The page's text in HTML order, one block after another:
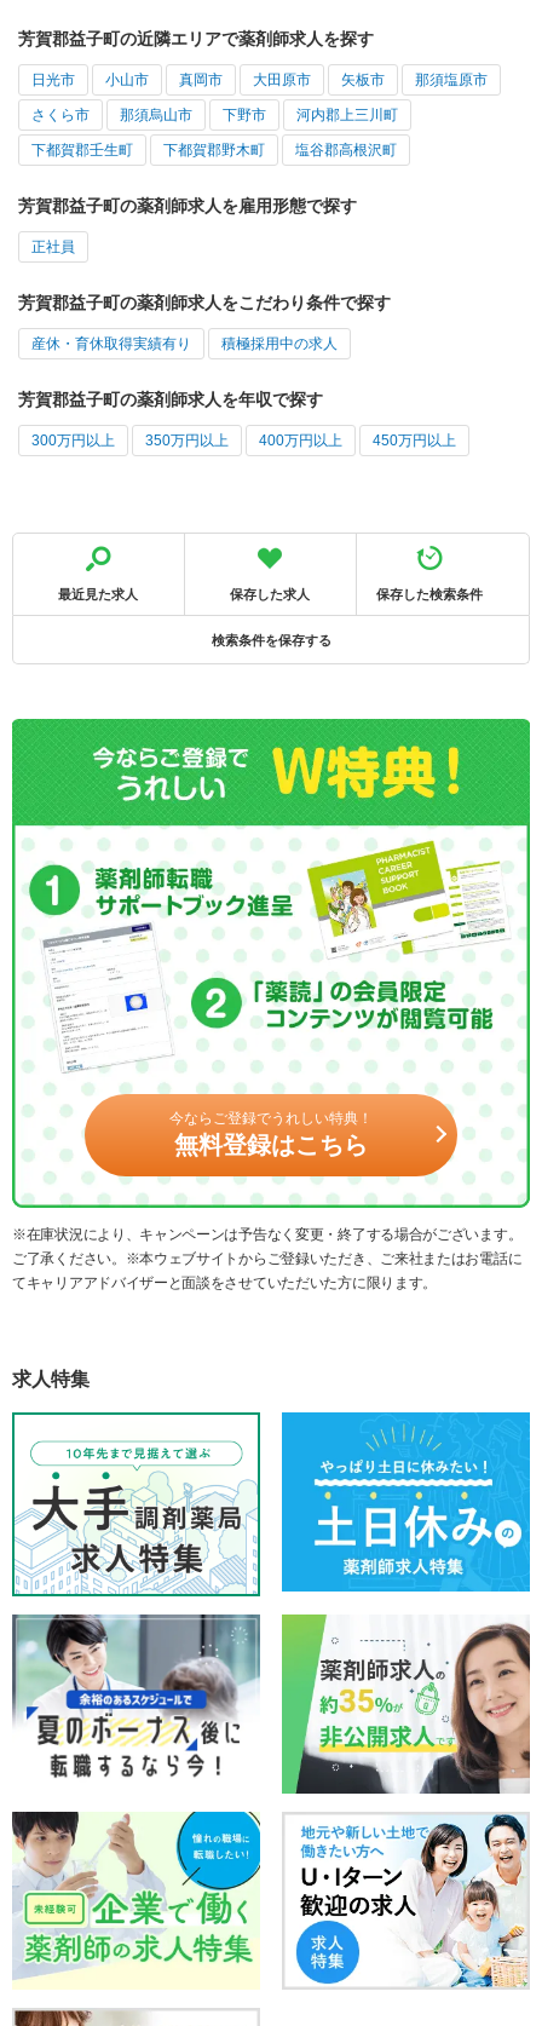
芳賀郡益子町の近隣エリアで薬剤師求人を探す
日光市 小山市 真岡市 大田原市 矢板市 那須塩原市
さくら市 那須烏山市 下野市 河内郡上三川町
下都賀郡壬生町 下都賀郡野木町 塩谷郡高根沢町
芳賀郡益子町の薬剤師求人を雇用形態で探す
正社員
芳賀郡益子町の薬剤師求人をこだわり条件で探す
産休・育休取得実績有り 積極採用中の求人
芳賀郡益子町の薬剤師求人を年収で探す
300万円以上 350万円以上 400万円以上 450万円以上
最近見た求人 保存した求人 保存した検索条件
検索条件を保存する
今ならご登録でうれしい特典！
無料登録はこちら
※在庫状況により、キャンペーンは予告なく変更・終了する場合がございます。
ご了承ください。※本ウェブサイトからご登録いただき、ご来社またはお電話に
てキャリアアドバイザーと面談をさせていただいた方に限ります。
求人特集